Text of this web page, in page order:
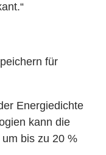
für
Energiedichte
kann die
bis zu 20 %